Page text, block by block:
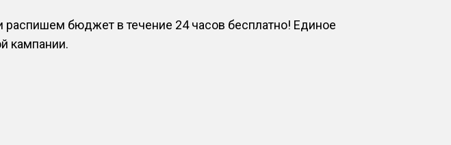
бюджет в течение 24 часов бесплатно! Единое
кампании.